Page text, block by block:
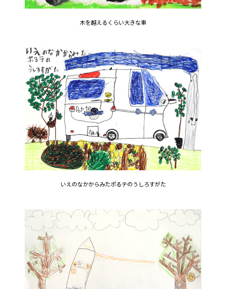
木を越えるくらい大きな車
いえのなかからみたポるテのうしろすがた